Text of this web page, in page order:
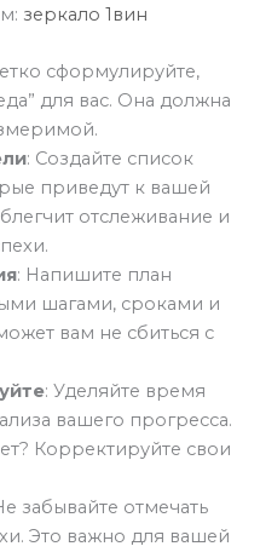
зеркало 1вин
сформулируйте,
для вас. Она должна
: Создайте список
приведут к вашей
отслеживание и
: Напишите план
шагами, сроками и
вам не сбиться с
: Уделяйте время
вашего прогресса.
Корректируйте свои
забывайте отмечать
Это важно для вашей